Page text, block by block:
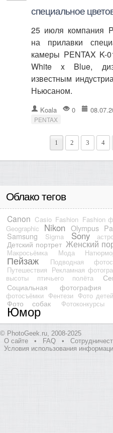
специальное
25 июля компания
на прилавки
камеры PENTAX
White x Blue,
известным
Ньюсаном.
Koala 0
PENTAX
1 2 3 4
Облако тегов
Canon Casio Fashion Fashion
Geographic
Nikon Olympus
Samsung Sigma Sony
Детский портрет Женский
Макросьёмка Мода
Пейзаж Подводная
Путешествия Рекламная
высоты птичьего полёта
Социальная фотография
фотосъёмки Фентези Фото детей
Фото собак Фотоконкурсы
Юмор
© PhotoGeek.ru, 2008-2025
О сайте
• FAQ •
Условия использования